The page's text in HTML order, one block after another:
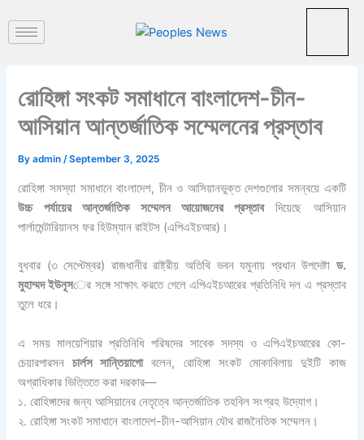
content
রোহিঙ্গা সংকট সমাধানে বাংলাদেশ-চীন-
আসিয়ান আন্তর্জাতিক সম্মেলনের প্রস্তাব
Byadmin/September 3, 2025
রোহিঙ্গা সমস্যা সমাধানে বাংলাদেশ, চীন ও আসিয়ানভুক্ত দেশগুলোর সমন্বয়ে একটি
উচ্চ পর্যায়ের আন্তর্জাতিক সম্মেলন আয়োজনের প্রস্তাবদিয়েছে আসিয়ান
পার্লামেন্টারিয়ানস ফর হিউম্যান রাইটস (এপিএইচআর)।
বুধবার (৩ সেপ্টেম্বর) রাজধানীর রাষ্ট্রীয় অতিথি ভবন যমুনায় প্রধান উপদেষ্টা ড.
মুহাম্মদ ইউনূসের সঙ্গে সাক্ষাৎ করতে গেলে এপিএইচআরের প্রতিনিধি দল এ প্রস্তাব
তুলে ধরে।
এ সময় মালয়েশিয়ার প্রতিনিধি পরিষদের সাবেক সদস্য ও এপিএইচআরের কো-
চেয়ারপারসনচার্লস সান্তিয়াগোবলেন, রোহিঙ্গা সংকট মোকাবিলায় দুইটি কাজ
অগ্রাধিকার ভিত্তিতে করা দরকার—
১. রোহিঙ্গাদের জন্য আসিয়ানের নেতৃত্বে আন্তর্জাতিক তহবিল সংগ্রহ উদ্যোগ।
২. রোহিঙ্গা সংকট সমাধানে বাংলাদেশ-চীন-আসিয়ান যৌথ রাজনৈতিক সম্মেলন।
রা
ত
র